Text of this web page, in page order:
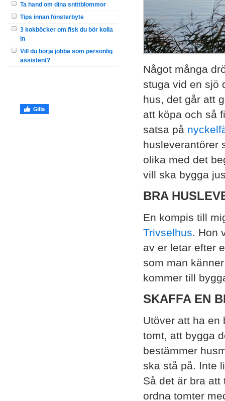
Ta hand om dina snittblommor
Tips innan fönsterbyte
3 kokböcker om fisk du bör kolla
in
Vill du börja jobba som personlig
assistent?
Något många
stuga vid en sjö
hus, det går att
att köpa och så
satsa på
husleverantörer
olika med det
vill ska bygga
BRA
En kompis till
Trivselhus. Hon
av er letar efter
som man
kommer till
SKAFFA EN
Utöver att ha en
tomt, att bygga
bestämmer
ska stå på. Inte
Så det är bra
ordna tomter